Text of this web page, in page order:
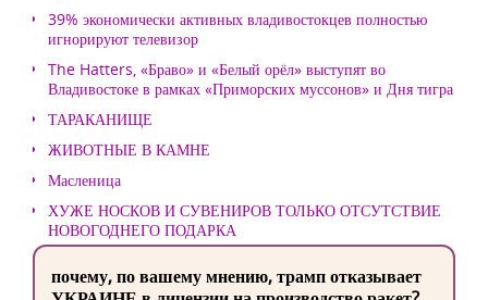
39% экономически активных владивостокцев полностью
игнорируют телевизор
The Hatters, «Браво» и «Белый орёл» выступят во
Владивостоке в рамках «Приморских муссонов» и Дня тигра
ТАРАКАНИЩЕ
ЖИВОТНЫЕ В КАМНЕ
Масленица
ХУЖЕ НОСКОВ И СУВЕНИРОВ ТОЛЬКО ОТСУТСТВИЕ
НОВОГОДНЕГО ПОДАРКА
почему, по вашему мнению, трамп отказывает